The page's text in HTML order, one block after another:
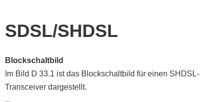
SDSL/SHDSL
Blockschaltbild
Im Bild D 33.1 ist das Blockschaltbild für einen SHDSL-
Transceiver dargestellt.